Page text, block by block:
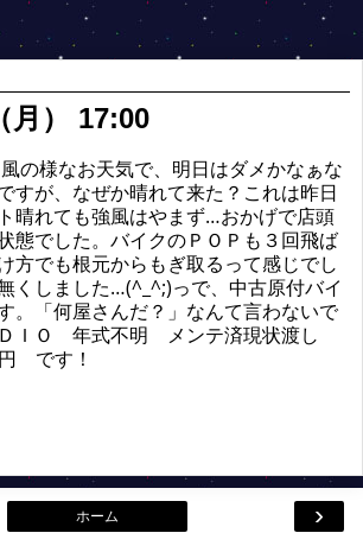
月） 17:00
の様なお天気で、明日はダメかなぁな
すが、なぜか晴れて来た？これは昨日
晴れても強風はやまず…おかげで店頭
態でした。バイクのＰＯＰも３回飛ば
方でも根元からもぎ取るって感じでし
くしました…(^_^;)っで、中古原付バイ
。「何屋さんだ？」なんて言わないで
ＩＯ 年式不明 メンテ済現状渡し
です！
›
ホーム